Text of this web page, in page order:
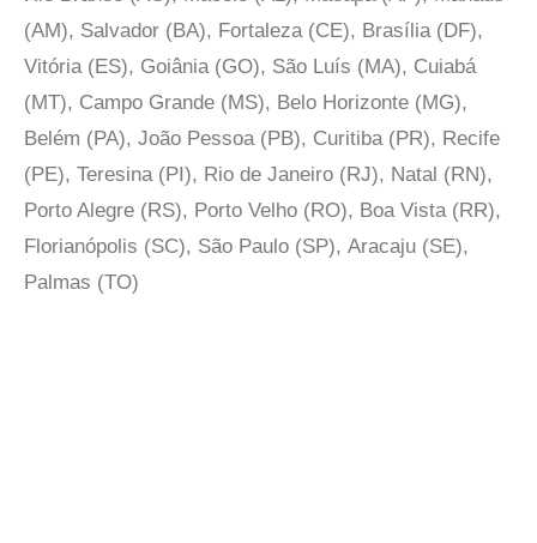
(AM), Salvador (BA), Fortaleza (CE), Brasília (DF),
Vitória (ES), Goiânia (GO), São Luís (MA), Cuiabá
(MT), Campo Grande (MS), Belo Horizonte (MG),
Belém (PA), João Pessoa (PB), Curitiba (PR), Recife
(PE), Teresina (PI), Rio de Janeiro (RJ), Natal (RN),
Porto Alegre (RS), Porto Velho (RO), Boa Vista (RR),
Florianópolis (SC), São Paulo (SP), Aracaju (SE),
Palmas (TO)